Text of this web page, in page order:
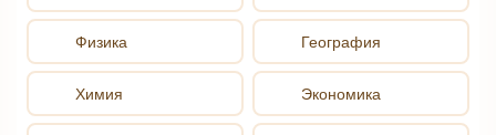
Физика
Химия
География
Экономика